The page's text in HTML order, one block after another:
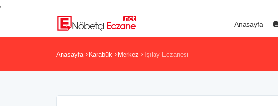
Anasayfa
Anasayfa Karabük Merkez Işılay Eczanesi